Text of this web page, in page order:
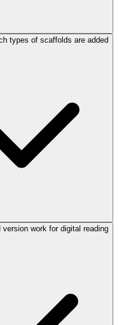
types of scaffolds are added?
work for digital reading?